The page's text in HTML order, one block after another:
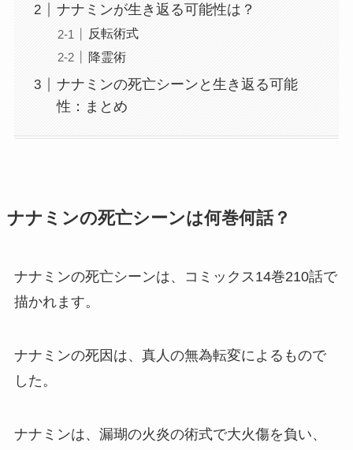
ナナミンが生き返る可能性は？
反転術式
降霊術
ナナミンの死亡シーンと生き返る可能
性：まとめ
ナナミンの死亡シーンは何巻何話？
ナナミンの死亡シーンは、コミックス14巻210話で
描かれます。
ナナミンの死因は、真人の無為転変によるもので
した。
ナナミンは、漏瑚の火炎の術式で大火傷を負い、